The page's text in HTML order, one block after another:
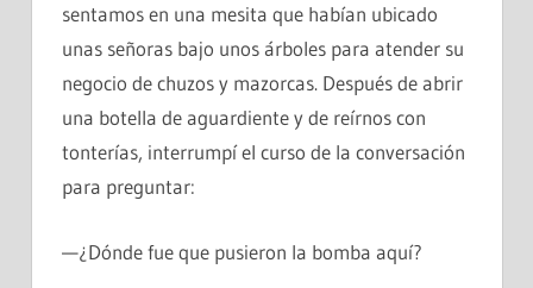
sentamos en una mesita que habían ubicado
unas señoras bajo unos árboles para atender su
negocio de chuzos y mazorcas. Después de abrir
una botella de aguardiente y de reírnos con
tonterías, interrumpí el curso de la conversación
para preguntar:
—¿Dónde fue que pusieron la bomba aquí?